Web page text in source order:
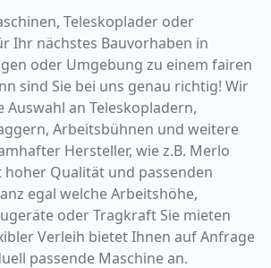
Teleskoplader oder
Ihr nächstes Bauvorhaben in
oder Umgebung zu einem fairen
sind Sie bei uns genau richtig! Wir
Auswahl an Teleskopladern,
Arbeitsbühnen und weitere
Hersteller, wie z.B. Merlo
Qualität und passenden
egal welche Arbeitshöhe,
oder Tragkraft Sie mieten
Verleih bietet Ihnen auf Anfrage
passende Maschine an.